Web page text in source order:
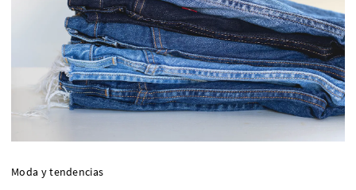
Moda y tendencias